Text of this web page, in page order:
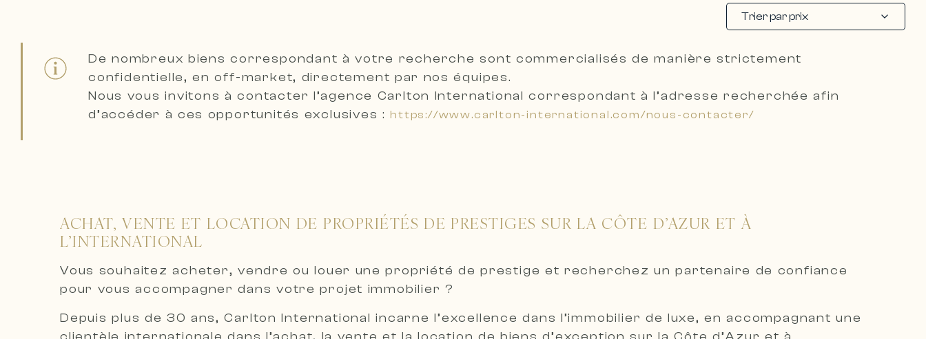
Trier par prix
De nombreux biens correspondant à votre recherche sont commercialisés de manière strictement
confidentielle, en off-market, directement par nos équipes.
Nous vous invitons àcontacter l’agence Carlton International correspondant à l’adresse recherchée afin
d’accéder à ces opportunités exclusives : https://www.carlton-international.com/nous-contacter/
ACHAT, VENTE ET LOCATION DE PROPRIÉTÉS DE PRESTIGES SUR LA CÔTE D’AZUR ET À
L’INTERNATIONAL
Vous souhaitez acheter, vendre ou louer une propriété de prestige et recherchez un partenaire de confiance
pour vous accompagner dans votre projet immobilier ?
Depuis plus de 30 ans, Carlton International incarne l’excellence dans l’immobilier de luxe, en accompagnant une